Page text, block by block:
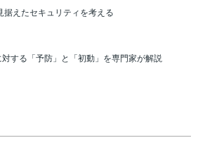
据えたセキュリティを考える
対する「予防」と「初動」を専門家が解説